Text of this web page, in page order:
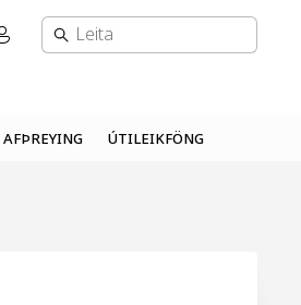
Mínar síður valmynd
ÚTILEIKFÖNG